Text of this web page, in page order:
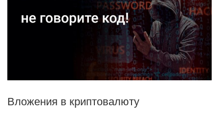
Вложения в криптовалюту